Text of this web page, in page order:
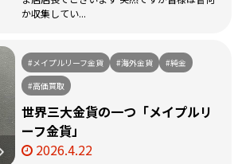
か収集してい...
#メイプルリーフ金貨 #海外金貨
#純金
#高価買取
世界三大金貨の一つ「メイプルリ
ーフ金貨」
2026.4.22